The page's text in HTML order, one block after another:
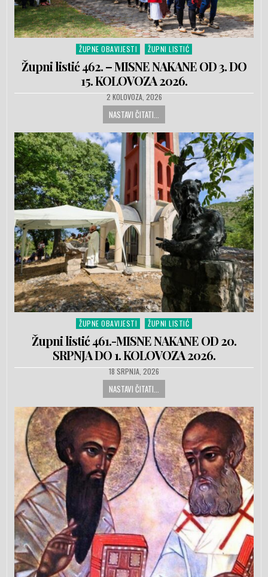
Posted in
ŽUPNE OBAVIJESTI ŽUPNI LISTIĆ
Župni listić 462. – MISNE NAKANE OD 3. DO
15. KOLOVOZA 2026.
PUBLISHED DATE:
2 KOLOVOZA, 2026
NASTAVI ČITATI...
Posted in
ŽUPNE OBAVIJESTI ŽUPNI LISTIĆ
Župni listić 461.-MISNE NAKANE OD 20.
SRPNJA DO 1. KOLOVOZA 2026.
PUBLISHED DATE:
18 SRPNJA, 2026
NASTAVI ČITATI...